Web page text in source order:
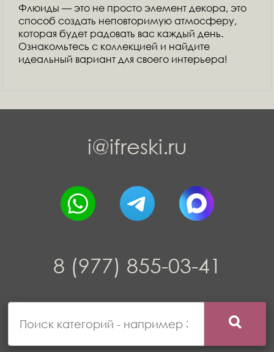
Флюиды — это не просто элемент декора, это
способ создать неповторимую атмосферу,
которая будет радовать вас каждый день.
Ознакомьтесь с коллекцией и найдите
идеальный вариант для своего интерьера!
i@ifreski.ru
8 (977) 855-03-41